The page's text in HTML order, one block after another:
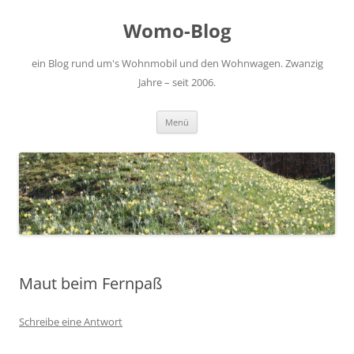
Womo-Blog
ein Blog rund um's Wohnmobil und den Wohnwagen. Zwanzig
Jahre – seit 2006.
Menü
Maut beim Fernpaß
Schreibe eine Antwort